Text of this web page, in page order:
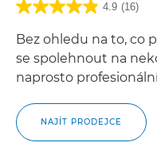
4.9 (16)
Bez ohledu na to, co
se spolehnout na
naprosto
NAJÍT PRODEJCE